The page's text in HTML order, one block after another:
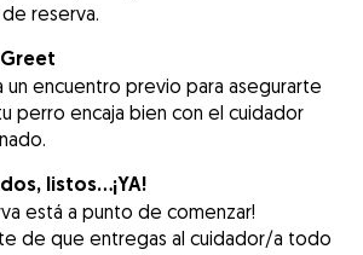
reserva.
un encuentro previo para asegurarte
perro encaja bien con el cuidador
listos...¡YA!
está a punto de comenzar!
de que entregas al cuidador/a todo